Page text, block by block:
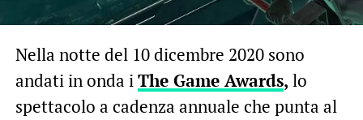
Nella notte del 10 dicembre 2020 sono
andati in onda iThe Game Awards, lo
spettacolo a cadenza annuale che punta al